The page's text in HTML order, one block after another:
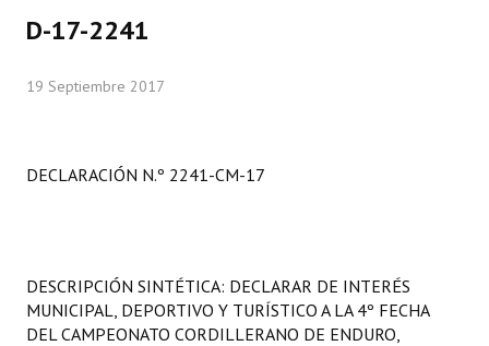
Comisiones Permanentes
LEGISLACIÓN
Constitución Nacional
D-17-2241
19 Septiembre 2017
DECLARACIÓN N.º 2241-CM-17
DESCRIPCIÓN SINTÉTICA: DECLARAR DE INTERÉS
MUNICIPAL, DEPORTIVO Y TURÍSTICO A LA 4º FECHA
DEL CAMPEONATO CORDILLERANO DE ENDURO,